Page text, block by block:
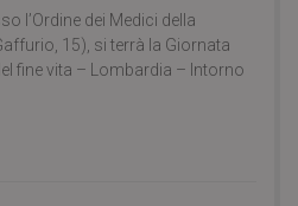
l’Ordine dei Medici della
15), si terrà la Giornata
fine vita – Lombardia – Intorno